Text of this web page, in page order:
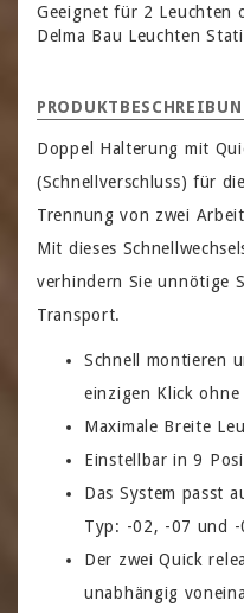
Geeignet für 2 Leuchten
Delma Bau Leuchten
Doppel Halterung mit
(Schnellverschluss) für
Trennung von zwei
Mit dieses
verhindern Sie unnötige
Transport.
Schnell montieren
einzigen Klick ohne
Maximale Breite
Einstellbar in 9
Das System passt
Typ: -02, -07 und -
Der zwei Quick
unabhängig